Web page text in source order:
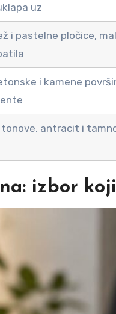
uz
i pastelne pločice,
i kamene
tonove, antracit i
izbor